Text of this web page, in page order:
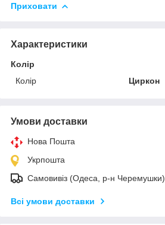
Приховати
Характеристики
Колір
Колір
Циркон
Умови доставки
Нова Пошта
Укрпошта
Самовивіз (Одеса, р-н Черемушки)
Всі умови доставки